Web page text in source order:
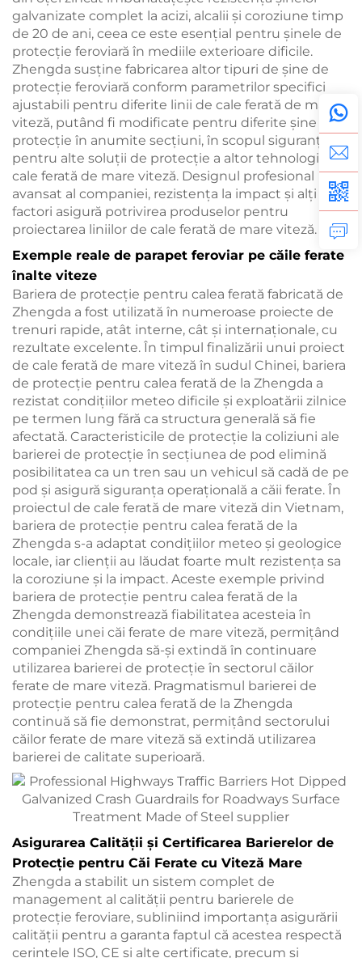
galvanizate complet la acizi, alcalii și coroziune timp
de 20 de ani, ceea ce este esențial pentru șinele de
protecție feroviară în mediile exterioare dificile.
Zhengda susține fabricarea altor tipuri de șine de
protecție feroviară conform parametrilor specifici
ajustabili pentru diferite linii de cale ferată de mare
viteză, putând fi modificate pentru diferite șine de
protecție în anumite secțiuni, în scopul siguranței și
pentru alte soluții de protecție a altor tehnologii de
cale ferată de mare viteză. Designul profesional
avansat al companiei, rezistența la impact și alți
factori asigură potrivirea produselor pentru
proiectarea liniilor de cale ferată de mare viteză.
Exemple reale de parapet feroviar pe căile ferate
înalte viteze
Bariera de protecție pentru calea ferată fabricată de
Zhengda a fost utilizată în numeroase proiecte de
trenuri rapide, atât interne, cât și internaționale, cu
rezultate excelente. În timpul finalizării unui proiect
de cale ferată de mare viteză în sudul Chinei, bariera
de protecție pentru calea ferată de la Zhengda a
rezistat condițiilor meteo dificile și exploatării zilnice
pe termen lung fără ca structura generală să fie
afectată. Caracteristicile de protecție la coliziuni ale
barierei de protecție în secțiunea de pod elimină
posibilitatea ca un tren sau un vehicul să cadă de pe
pod și asigură siguranța operațională a căii ferate. În
proiectul de cale ferată de mare viteză din Vietnam,
bariera de protecție pentru calea ferată de la
Zhengda s-a adaptat condițiilor meteo și geologice
locale, iar clienții au lăudat foarte mult rezistența sa
la coroziune și la impact. Aceste exemple privind
bariera de protecție pentru calea ferată de la
Zhengda demonstrează fiabilitatea acesteia în
condițiile unei căi ferate de mare viteză, permițând
companiei Zhengda să-și extindă în continuare
utilizarea barierei de protecție în sectorul căilor
ferate de mare viteză. Pragmatismul barierei de
protecție pentru calea ferată de la Zhengda
continuă să fie demonstrat, permițând sectorului
căilor ferate de mare viteză să extindă utilizarea
barierei de calitate superioară.
Asigurarea Calității și Certificarea Barierelor de
Protecție pentru Căi Ferate cu Viteză Mare
Zhengda a stabilit un sistem complet de
management al calității pentru barierele de
protecție feroviare, subliniind importanța asigurării
calității pentru a garanta faptul că acestea respectă
cerințele ISO, CE și alte certificate, precum și